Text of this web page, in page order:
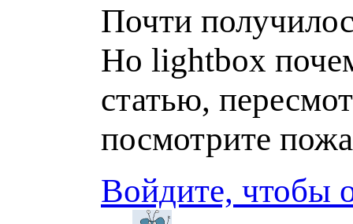
Почти
Но lightbox
статью,
посмотрите
Войдите, чтобы